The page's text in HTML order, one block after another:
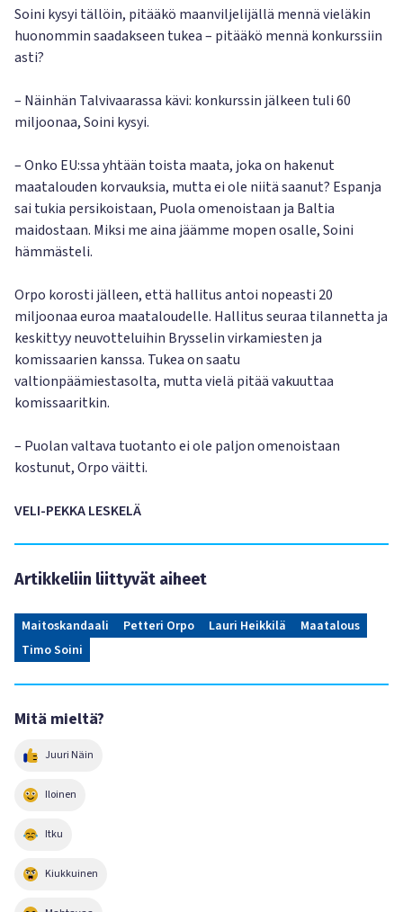
Soini kysyi tällöin, pitääkö maanviljelijällä mennä vieläkin
huonommin saadakseen tukea – pitääkö mennä konkurssiin
asti?
– Näinhän Talvivaarassa kävi: konkurssin jälkeen tuli 60
miljoonaa, Soini kysyi.
– Onko EU:ssa yhtään toista maata, joka on hakenut
maatalouden korvauksia, mutta ei ole niitä saanut? Espanja
sai tukia persikoistaan, Puola omenoistaan ja Baltia
maidostaan. Miksi me aina jäämme mopen osalle, Soini
hämmästeli.
Orpo korosti jälleen, että hallitus antoi nopeasti 20
miljoonaa euroa maataloudelle. Hallitus seuraa tilannetta ja
keskittyy neuvotteluihin Brysselin virkamiesten ja
komissaarien kanssa. Tukea on saatu
valtionpäämiestasolta, mutta vielä pitää vakuuttaa
komissaaritkin.
– Puolan valtava tuotanto ei ole paljon omenoistaan
kostunut, Orpo väitti.
VELI-PEKKA LESKELÄ
Artikkeliin liittyvät aiheet
Maitoskandaali Petteri Orpo Lauri Heikkilä
Maatalous
Timo Soini
Mitä mieltä?
Juuri Näin
Iloinen
Itku
Kiukkuinen